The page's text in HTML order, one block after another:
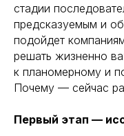
стадии
предсказуемым и
подойдет
решать жизненно
к планомерному и
Почему — сейчас
Первый этап —